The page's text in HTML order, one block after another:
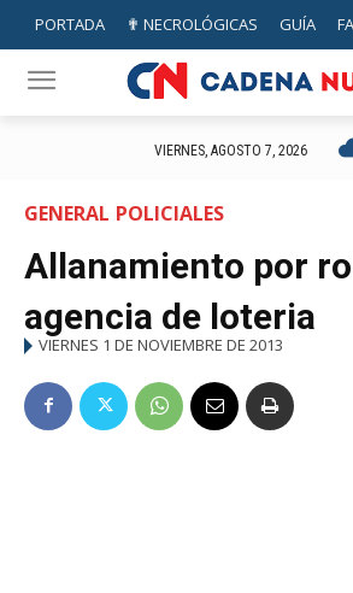
PORTADA ✟ NECROLÓGICAS GUÍA
VIERNES, AGOSTO 7, 2026
GENERAL POLICIALES
Allanamiento por
agencia de loteria
VIERNES 1 DE NOVIEMBRE DE 2013